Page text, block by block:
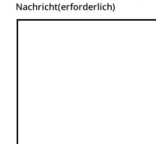
Nachricht(erforderlich)